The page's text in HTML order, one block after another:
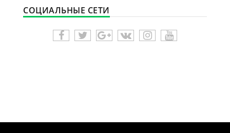
СОЦИАЛЬНЫЕ СЕТИ